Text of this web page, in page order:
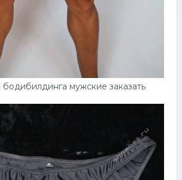
бодибилдинга мужские заказать